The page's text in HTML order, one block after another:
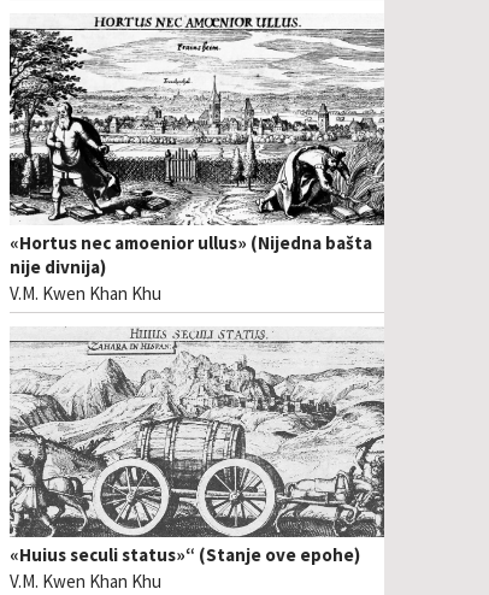
«Hortus nec amoenior ullus» (Nijedna bašta
nije divnija)
V.M. Kwen Khan Khu
«Huius seculi status»“ (Stanje ove epohe)
V.M. Kwen Khan Khu